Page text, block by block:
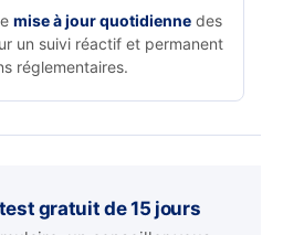
mise à jour quotidienne des
un suivi réactif et permanent
réglementaires.
gratuit de 15 jours